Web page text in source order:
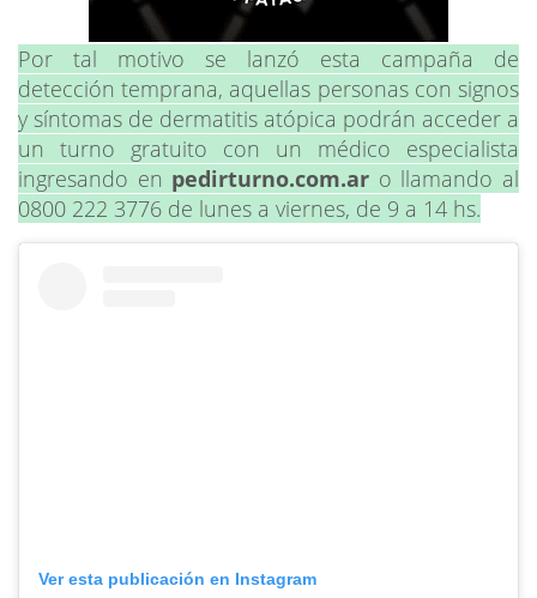
Por tal motivo se lanzó esta campaña de
detección temprana, aquellas personas con signos
y síntomas de dermatitis atópica podrán acceder a
un turno gratuito con un médico especialista
ingresando en pedirturno.com.ar o llamando al
0800 222 3776 de lunes a viernes, de 9 a 14 hs.
Ver esta publicación en Instagram